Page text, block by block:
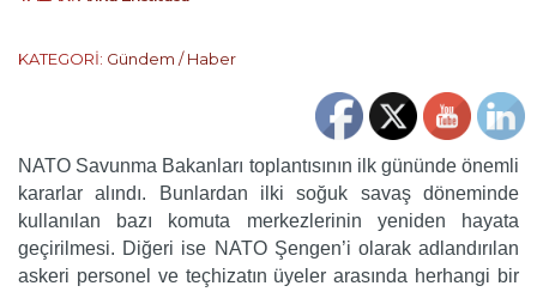
KATEGORİ: Gündem / Haber
NATO Savunma Bakanları toplantısının ilk gününde önemli
kararlar alındı. Bunlardan ilki soğuk savaş döneminde
kullanılan bazı komuta merkezlerinin yeniden hayata
geçirilmesi. Diğeri ise NATO Şengen’i olarak adlandırılan
askeri personel ve teçhizatın üyeler arasında herhangi bir